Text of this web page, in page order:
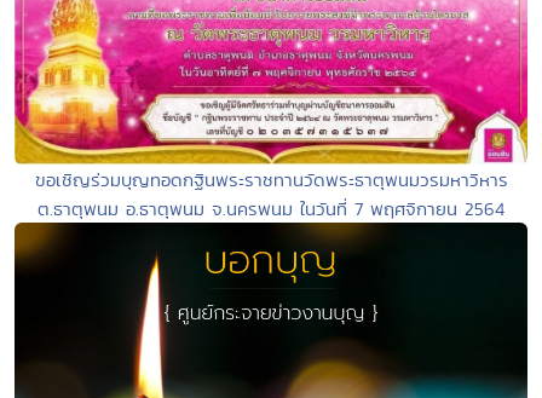
ขอเชิญร่วมบุญทอดกฐินพระราชทานวัดพระธาตุพนมวรมหาวิหาร
ต.ธาตุพนม​ อ.ธาตุพนม​ จ.นครพนม ในวันที่​ 7​ พฤศจิกายน​ 2564